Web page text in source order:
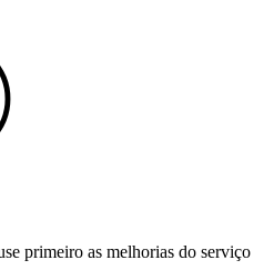
primeiro as melhorias do serviço